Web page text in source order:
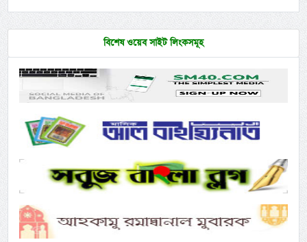
বিশেষ ওয়েব সাইট লিংকসমূহ